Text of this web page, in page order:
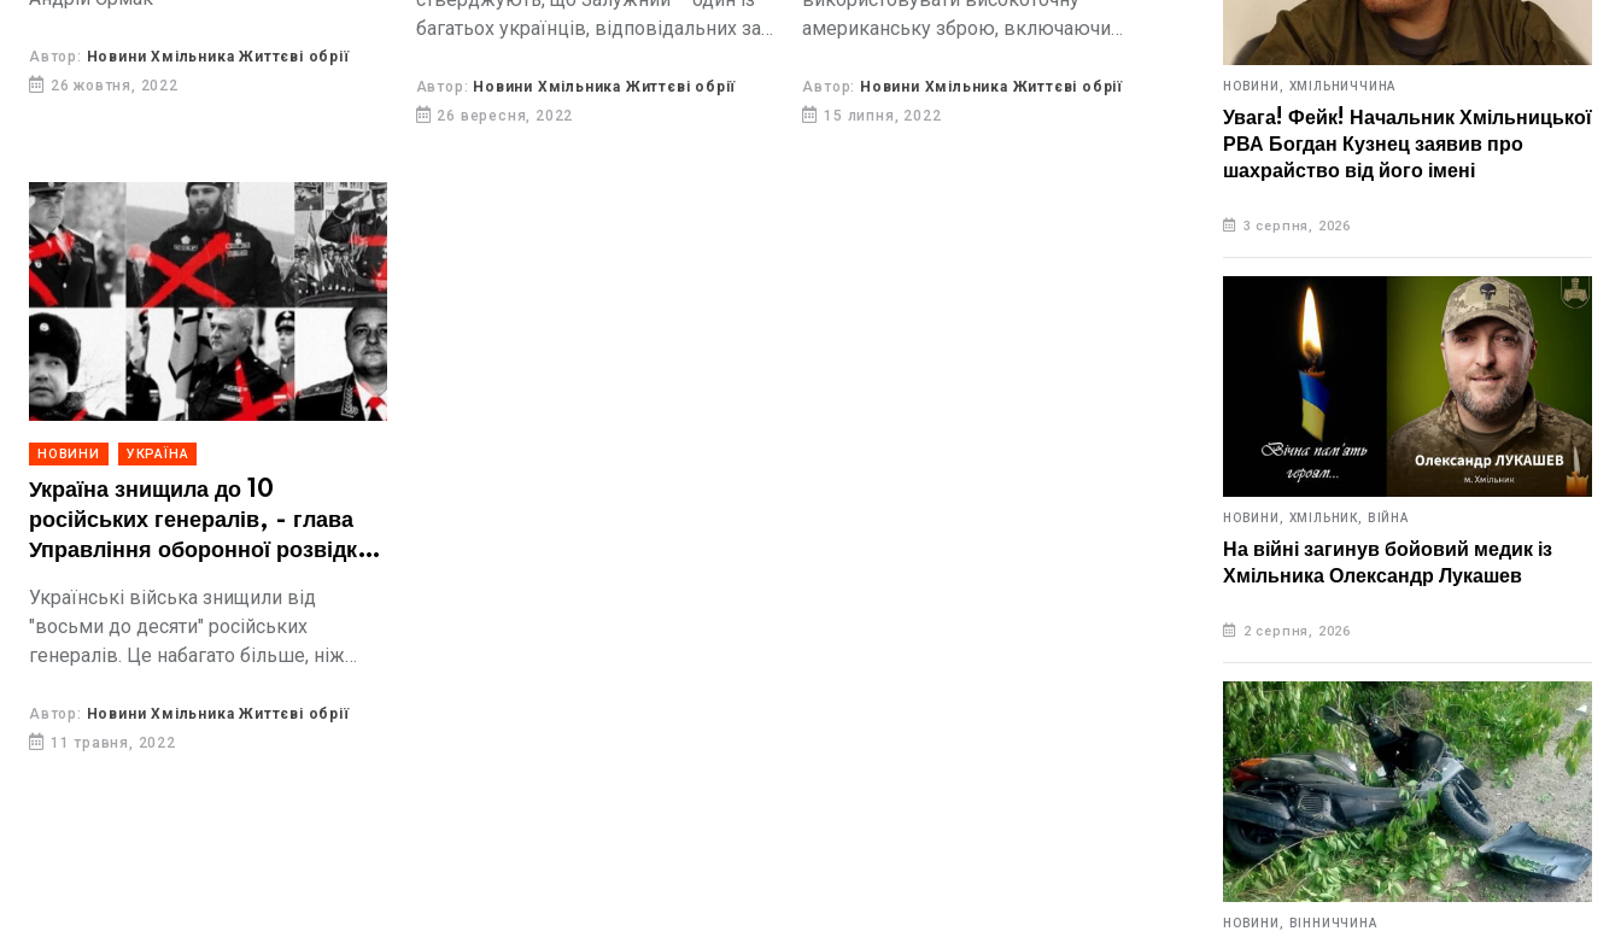
Автор: Новини Хмільника Життєві обрії
26 жовтня, 2022
багатьох українців, відповідальних за
Автор: Новини Хмільника Життєві обрії
26 вересня, 2022
американську зброю, включаючи
російської федерації.
Автор: Новини Хмільника Життєві обрії
15 липня, 2022
НОВИНИ УКРАЇНА
Україна знищила до 10
російських генералів, - глава
Управління оборонної розвідки
Українські війська знищили від
"восьми до десяти" російських
генералів. Це набагато більше, ніж
Афганістані.
Автор: Новини Хмільника Життєві обрії
11 травня, 2022
НОВИНИ, ХМІЛЬНИЧЧИНА
Увага! Фейк! Начальник Хмільницької
РВА Богдан Кузнец заявив про
шахрайство від його імені
3 серпня, 2026
НОВИНИ, ХМІЛЬНИК, ВІЙНА
На війні загинув бойовий медик із
Хмільника Олександр Лукашев
2 серпня, 2026
НОВИНИ, ВІННИЧЧИНА